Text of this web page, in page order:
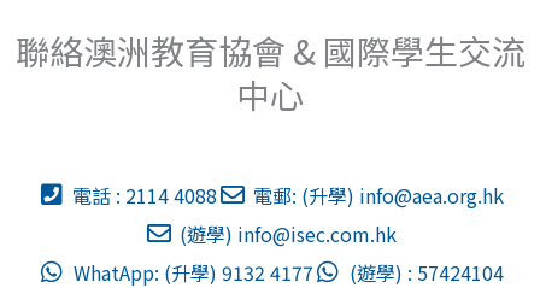
聯絡澳洲教育協會 & 國際學生交流
中心
電話 : 2114 4088 電郵: (升學) info@aea.org.hk
(遊學) info@isec.com.hk
WhatApp: (升學) 9132 4177
(遊學) : 57424104